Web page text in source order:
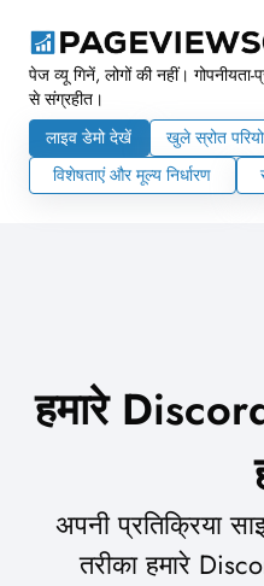
पेज व्यू गिनें, लोगों की नहीं।
से संग्रहीत।
लाइव डेमो देखें
खुले स्रोत
विशेषताएं और मूल्य निर्धारण
हमारे
अपनी प्रतिक्रिया
तरीका हमारे